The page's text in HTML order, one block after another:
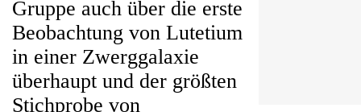
Gruppe auch über die erste
Beobachtung von Lutetium
in einer Zwerggalaxie
überhaupt und der größten
Stichprobe von